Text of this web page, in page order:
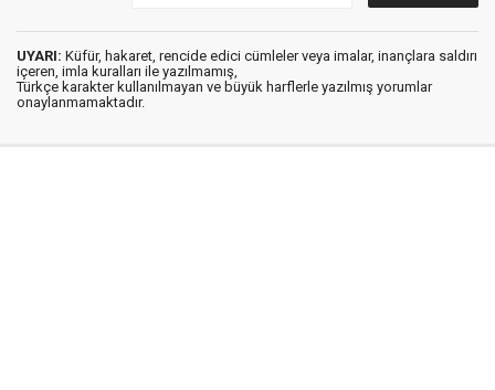
UYARI: Küfür, hakaret, rencide edici cümleler veya imalar, inançlara saldırı
içeren, imla kuralları ile yazılmamış,
Türkçe karakter kullanılmayan ve büyük harflerle yazılmış yorumlar
onaylanmamaktadır.